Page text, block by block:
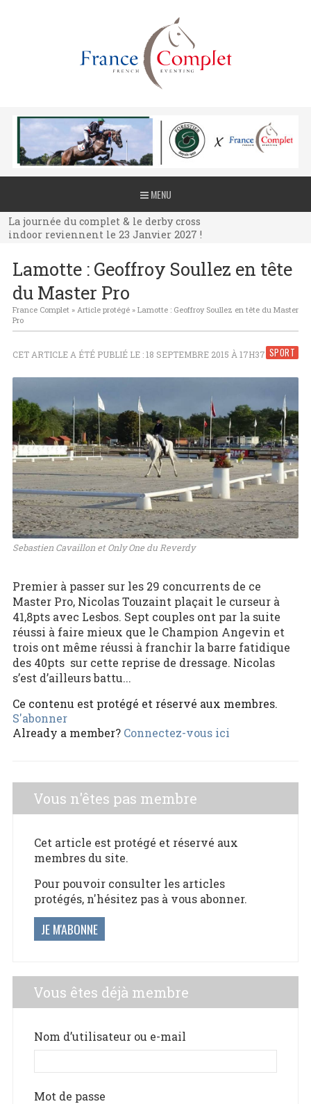
MENU
La journée du complet & le derby cross
indoor reviennent le 23 Janvier 2027 !
La journée du complet & le derby cross
indoor reviennent le 23 Janvier 2027 !
indoor reviennent le 23 Janvier 2027 !
Lamotte : Geoffroy Soullez en tête
du Master Pro
France Complet» Article protégé» Lamotte : Geoffroy Soullez en tête du Master
Pro
SPORT
CET ARTICLE A ÉTÉ PUBLIÉ LE : 18 SEPTEMBRE 2015 À 17H37
Sebastien Cavaillon et Only One du Reverdy
Premier à passer sur les 29 concurrents de ce
Master Pro, Nicolas Touzaint plaçait le curseur à
41,8pts avec Lesbos. Sept couples ont par la suite
réussi à faire mieux que le Champion Angevin et
trois ont même réussi à franchir la barre fatidique
des 40pts sur cette reprise de dressage. Nicolas
s’est d’ailleurs battu...
Ce contenu est protégé et réservé aux membres.
S'abonner
Already a member? Connectez-vous ici
Vous n'êtes pas membre
Cet article est protégé et réservé aux
membres du site.
Pour pouvoir consulter les articles
protégés, n'hésitez pas à vous abonner.
JE M'ABONNE
Vous êtes déjà membre
Nom d’utilisateur ou e-mail
Mot de passe